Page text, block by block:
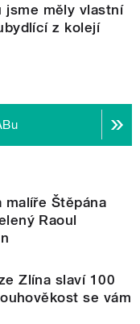
jsme měly vlastní
z kolejí
malíře Štěpána
Raoul
Zlína slaví 100
se vám